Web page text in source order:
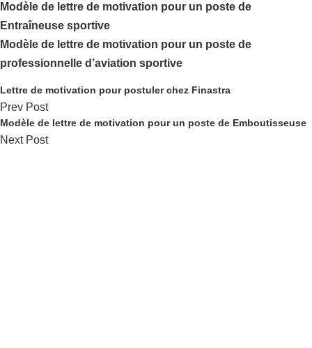
Modèle de lettre de motivation pour un poste de
Entraîneuse sportive
Modèle de lettre de motivation pour un poste de
professionnelle d’aviation sportive
Lettre de motivation pour postuler chez Finastra
Prev Post
Modèle de lettre de motivation pour un poste de Emboutisseuse
Next Post